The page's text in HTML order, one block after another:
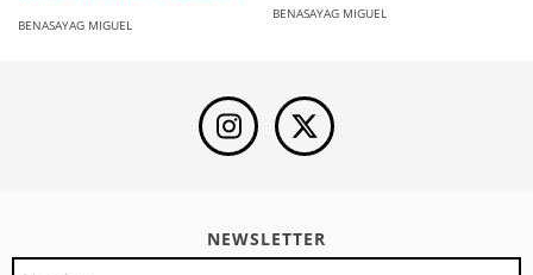
BENASAYAG MIGUEL
BENASAYAG MIGUEL
NEWSLETTER